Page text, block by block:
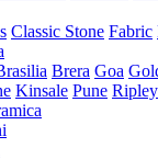
Classic Stone Fabric
Brera Goa
Kinsale Pune Ripley